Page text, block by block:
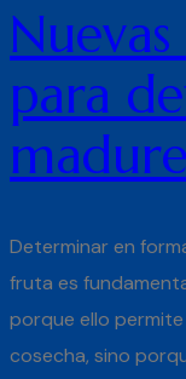
para
Determinar en
fruta es
porque ello
cosecha, sino